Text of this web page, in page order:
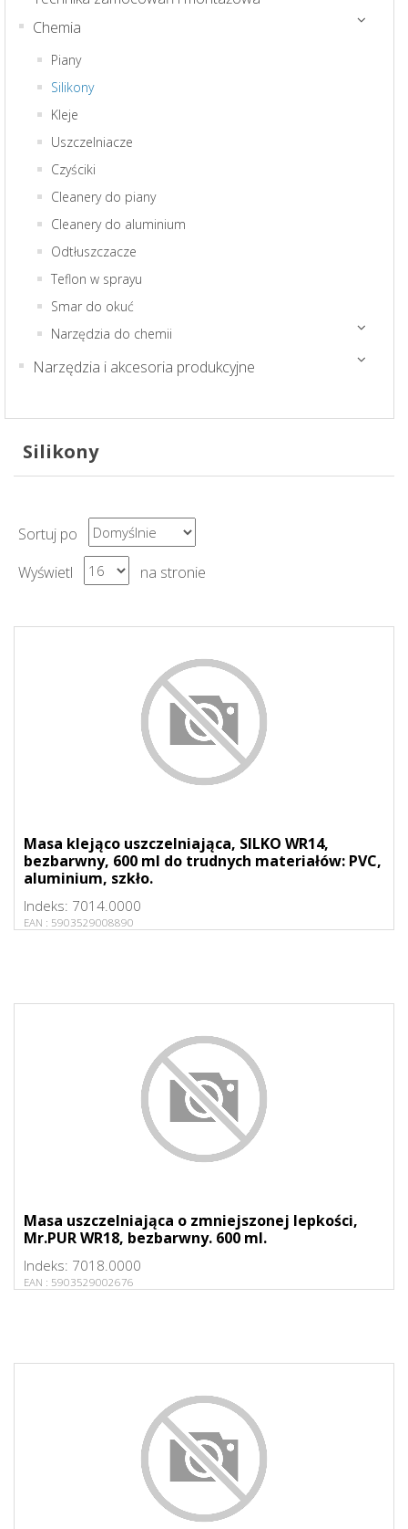
Chemia
Piany
Silikony
Kleje
Uszczelniacze
Czyściki
Cleanery do piany
Cleanery do aluminium
Odtłuszczacze
Teflon w sprayu
Smar do okuć
Narzędzia do chemii
Narzędzia i akcesoria produkcyjne
Silikony
Sortuj po
Wyświetl
na stronie
Masa klejąco uszczelniająca, SILKO WR14,
bezbarwny, 600 ml do trudnych materiałów: PVC,
aluminium, szkło.
Indeks: 7014.0000
EAN : 5903529008890
Masa uszczelniająca o zmniejszonej lepkości,
Mr.PUR WR18, bezbarwny. 600 ml.
Indeks: 7018.0000
EAN : 5903529002676